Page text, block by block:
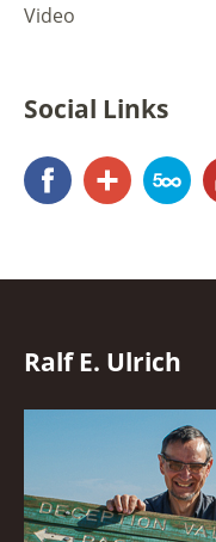
Video
Social Links
FacebookGoogle+
Ralf E. Ulrich